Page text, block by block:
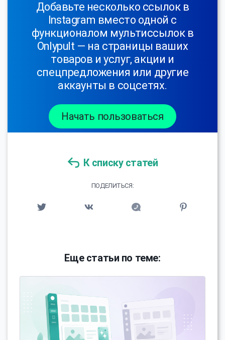
Добавьте несколько ссылок в
Instagram вместо одной с
функционалом мультиссылок в
Onlypult — на страницы ваших
товаров и услуг, акции и
спецпредложения или другие
аккаунты в соцсетях.
Начать пользоваться
К списку статей
ПОДЕЛИТЬСЯ:
Еще статьи по теме: